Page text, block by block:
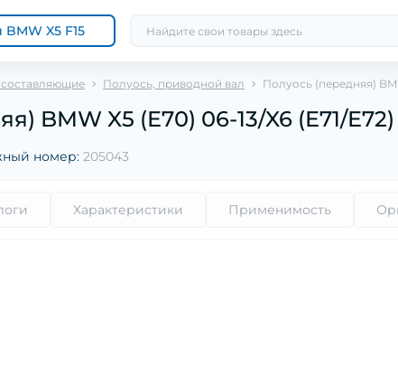
BMW X5 F15
Полуось, приводной вал Полуось (передняя)
BMW X5 (E70) 06-13/X6 (E71/
номер: 205043
Характеристики Применимость